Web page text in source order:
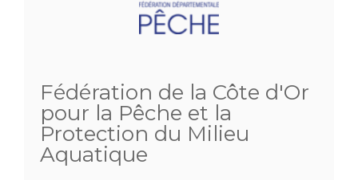
Fédération de la Côte d'Or
pour la Pêche et la
Protection du Milieu
Aquatique